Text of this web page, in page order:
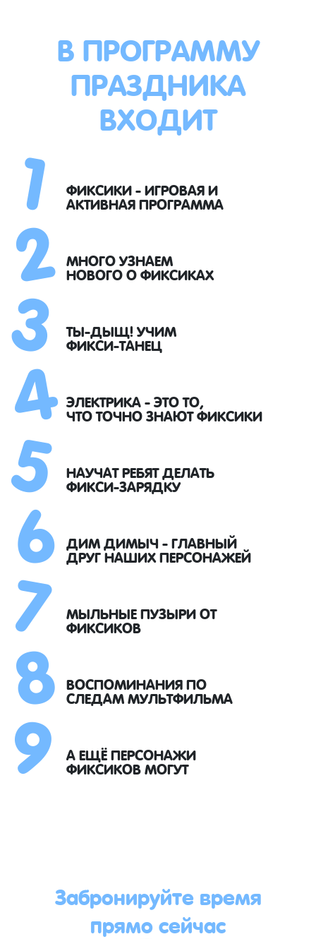
В ПРОГРАММУ
ПРАЗДНИКА
ВХОДИТ
ФИКСИКИ - ИГРОВАЯ И
АКТИВНАЯ ПРОГРАММА
МНОГО УЗНАЕМ
НОВОГО О ФИКСИКАХ
ТЫ-ДЫЩ! УЧИМ
ФИКСИ-ТАНЕЦ
ЭЛЕКТРИКА - ЭТО ТО,
ЧТО ТОЧНО ЗНАЮТ ФИКСИКИ
НАУЧАТ РЕБЯТ ДЕЛАТЬ
ФИКСИ-ЗАРЯДКУ
ДИМ ДИМЫЧ - ГЛАВНЫЙ
ДРУГ НАШИХ ПЕРСОНАЖЕЙ
МЫЛЬНЫЕ ПУЗЫРИ ОТ
ФИКСИКОВ
ВОСПОМИНАНИЯ ПО
СЛЕДАМ МУЛЬТФИЛЬМА
А ЕЩЁ ПЕРСОНАЖИ
ФИКСИКОВ МОГУТ
Забронируйте время
прямо сейчас